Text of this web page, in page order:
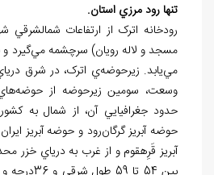
تنها رود مرزي استان.
رودخانه اترک از ارتفاعات شمال‏شرقي
مسجد و لاله رويان) سرچشمه ميگيرد
مييابد. زيرحوضهي اترک، در شرق
وسعت، سومين زيرحوضه از حوضهها
حدود جغرافيايي آن، از شمال به
حوضه آبريز گرگانرود و حوضهآبريز
آبريز قَرِه‏قوم و از غرب به درياي خزر